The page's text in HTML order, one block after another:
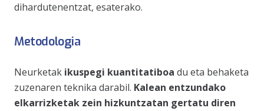
dihardutenentzat, esaterako.
Metodologia
Neurketak ikuspegi kuantitatiboa du eta behaketa
zuzenaren teknika darabil. Kalean entzundako
elkarrizketak zein hizkuntzatan gertatu diren